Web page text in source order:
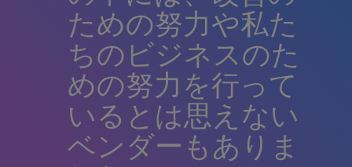
ための努力や私た
ちのビジネスのた
めの努力を行って
いるとは思えない
ベンダーもありま